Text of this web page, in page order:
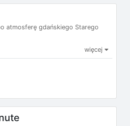
atmosferę gdańskiego Starego
więcej